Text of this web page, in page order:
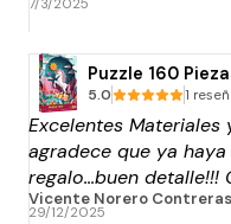
Puzzle 160
5.0 1
Excelentes Materiales
agradece que ya
regalo...buen detalle!!!
Vicente Norero Contreras
29/12/2025